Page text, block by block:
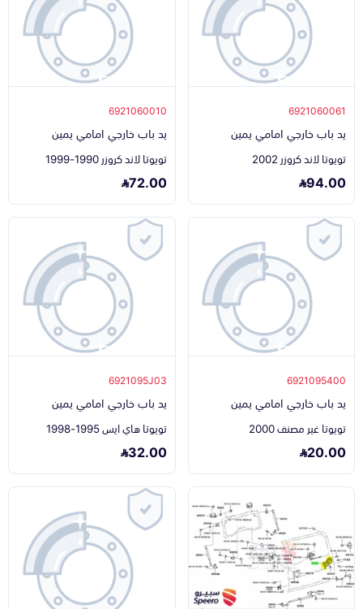
6921060061
يد باب خارجي امامي يمين
تويوتا لاند كروزر 2002
94.00
6921060010
يد باب خارجي امامي يمين
تويوتا لاند كروزر 1990-1999
72.00
6921095400
يد باب خارجي امامي يمين
تويوتا غير مصنف 2000
20.00
6921095J03
يد باب خارجي امامي يمين
تويوتا هاي ايس 1995-1998
32.00